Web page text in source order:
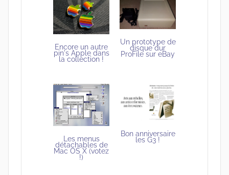
Encore un autre
pin's Apple dans
la collection !
Un prototype de
disque dur
ProFile sur eBay
Les menus
détachables de
Mac OS X (votez
!)
Bon anniversaire
les G3 !